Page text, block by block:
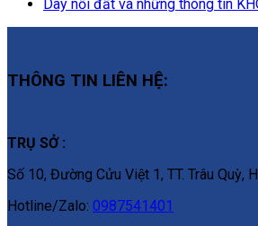
Dây nối đất và những thông tin
THÔNG TIN LIÊN HỆ:
TRỤ SỞ :
Số 10, Đường Cửu Việt 1, TT. Trâu Quỳ,
Hotline/Zalo: 0987541401